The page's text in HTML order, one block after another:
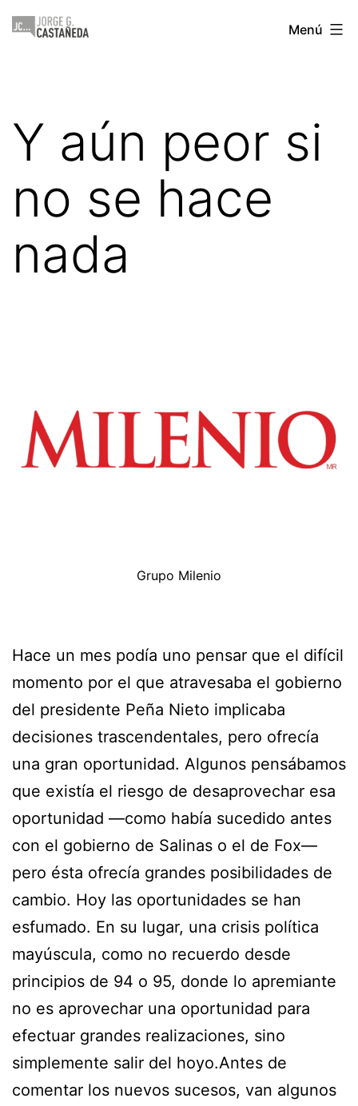
Saltar
Jorge
Menú
Y aún peor si
no se hace
nada
Grupo Milenio
Hace un mes podía uno pensar que el difícil
momento por el que atravesaba el gobierno
del presidente Peña Nieto implicaba
decisiones trascendentales, pero ofrecía
una gran oportunidad. Algunos pensábamos
que existía el riesgo de desaprovechar esa
oportunidad —como había sucedido antes
con el gobierno de Salinas o el de Fox—
pero ésta ofrecía grandes posibilidades de
cambio. Hoy las oportunidades se han
esfumado. En su lugar, una crisis política
mayúscula, como no recuerdo desde
principios de 94 o 95, donde lo apremiante
no es aprovechar una oportunidad para
efectuar grandes realizaciones, sino
simplemente salir del hoyo.Antes de
comentar los nuevos sucesos, van algunos